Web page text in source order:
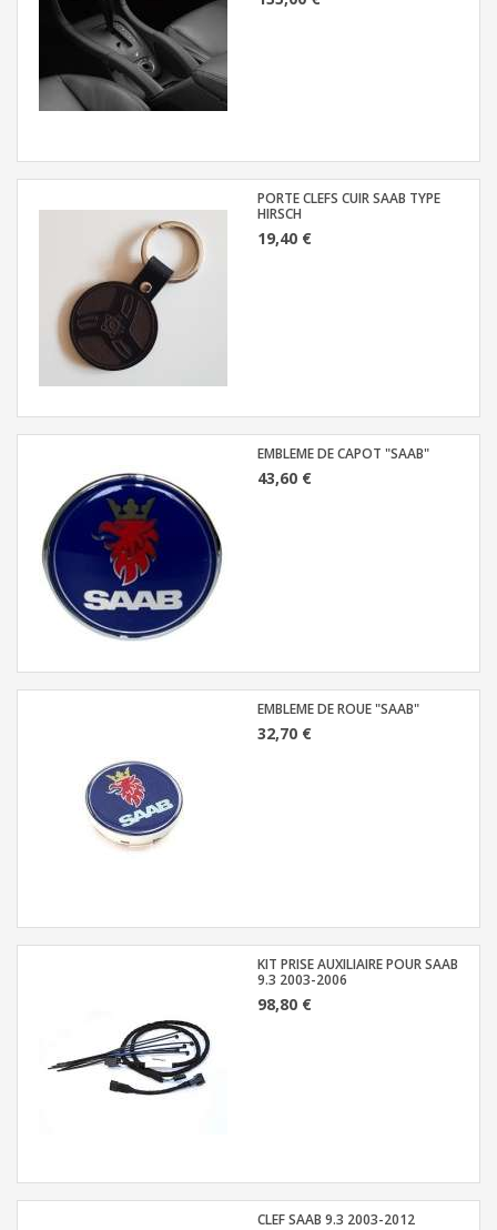
PORTE CLEFS CUIR SAAB TYPE
HIRSCH
19,40 €
EMBLEME DE CAPOT "SAAB"
43,60 €
EMBLEME DE ROUE "SAAB"
32,70 €
KIT PRISE AUXILIAIRE POUR SAAB
9.3 2003-2006
98,80 €
CLEF SAAB 9.3 2003-2012